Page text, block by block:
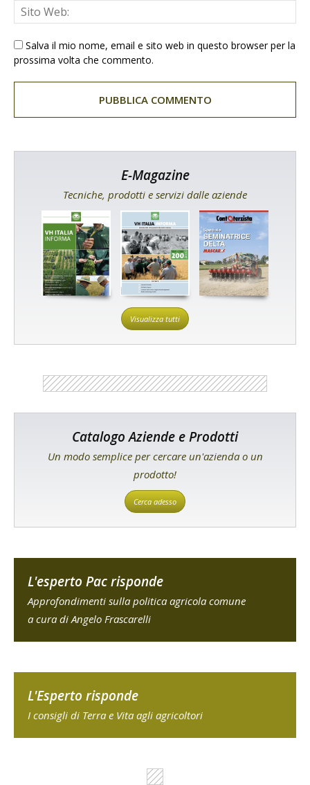
Salva il mio nome, email e sito web in questo browser per la
prossima volta che commento.
E-Magazine
Tecniche, prodotti e servizi dalle aziende
Visualizza tutti
Catalogo Aziende e Prodotti
Un modo semplice per cercare un'azienda o un
prodotto!
Cerca adesso
L'esperto Pac risponde
Approfondimenti sulla politica agricola comune
a cura di Angelo Frascarelli
L'Esperto risponde
I consigli di Terra e Vita agli agricoltori